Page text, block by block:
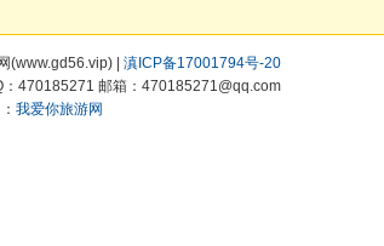
(www.gd56.vip) | 滇ICP备17001794号-20
470185271 邮箱：470185271@qq.com
我爱你旅游网